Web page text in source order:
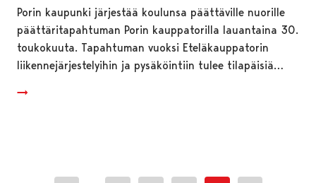
Porin kaupunki järjestää koulunsa päättäville nuorille
päättäritapahtuman Porin kauppatorilla lauantaina 30.
toukokuuta. Tapahtuman vuoksi Eteläkauppatorin
liikennejärjestelyihin ja pysäköintiin tulee tilapäisiä…